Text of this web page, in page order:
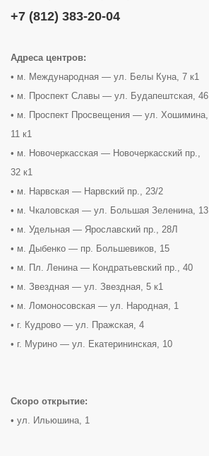
+7 (812) 383-20-04
Адреса центров:
• м. Международная — ул. Белы Куна, 7 к1
• м. Проспект Славы — ул. Будапештская, 46
• м. Проспект Просвещения — ул. Хошимина,
11 к1
• м. Новочеркасская — Новочеркасский пр.,
32 к1
• м. Нарвская — Нарвский пр., 23/2
• м. Чкаловская — ул. Большая Зеленина, 13
• м. Удельная — Ярославский пр., 28Л
• м. Дыбенко — пр. Большевиков, 15
• м. Пл. Ленина — Кондратьевский пр., 40
• м. Звездная — ул. Звездная, 5 к1
• м. Ломоносовская — ул. Народная, 1
• г. Кудрово — ул. Пражская, 4
• г. Мурино — ул. Екатерининская, 10
Скоро открытие:
• ул. Ильюшина, 1